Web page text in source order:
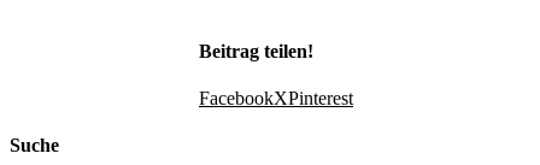
Beitrag teilen!
FacebookXPinterest
Suche